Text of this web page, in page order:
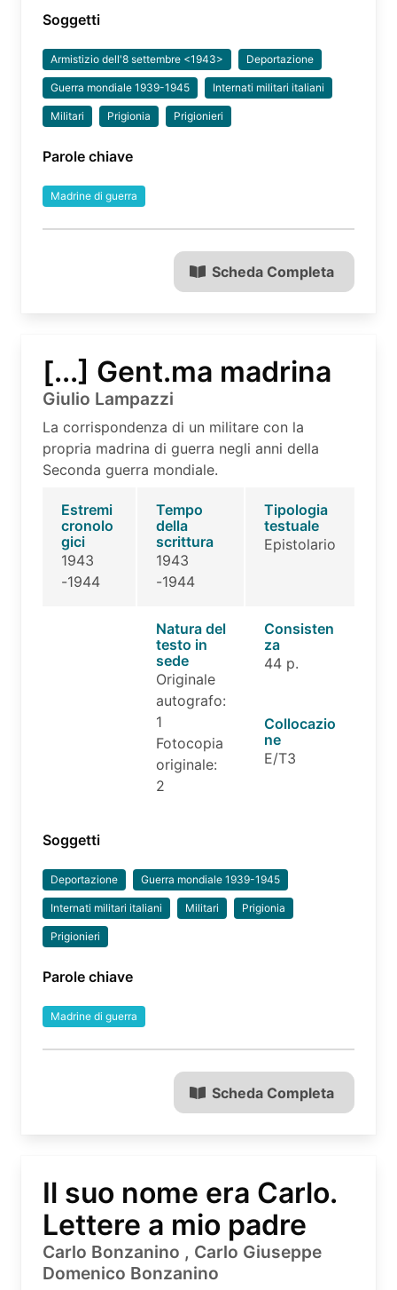
Soggetti
Armistizio dell'8 settembre <1943> Deportazione
Guerra mondiale 1939-1945 Internati militari italiani
Militari Prigionia Prigionieri
Parole chiave
Madrine di guerra
Scheda Completa
[...] Gent.ma madrina
Giulio Lampazzi
La corrispondenza di un militare con la
propria madrina di guerra negli anni della
Seconda guerra mondiale.
Estremi
cronolo
gici
1943
-1944
Tempo
della
scrittura
1943
-1944
Tipologia
testuale
Epistolario
Natura del
testo in
sede
Originale
autografo:
1
Fotocopia
originale:
2
Consisten
za
44 p.
Collocazio
ne
E/T3
Soggetti
Deportazione Guerra mondiale 1939-1945
Internati militari italiani Militari Prigionia
Prigionieri
Parole chiave
Madrine di guerra
Scheda Completa
Il suo nome era Carlo.
Lettere a mio padre
Carlo Bonzanino , Carlo Giuseppe
Domenico Bonzanino